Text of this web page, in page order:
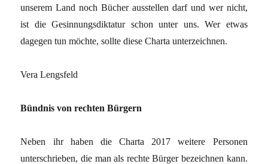
unserem Land noch Bücher ausstellen darf und wer nicht,
ist die Gesinnungsdiktatur schon unter uns. Wer etwas
dagegen tun möchte, sollte diese Charta unterzeichnen.
Vera Lengsfeld
Bündnis von rechten Bürgern
Neben ihr haben die Charta 2017 weitere Personen
unterschrieben, die man als rechte Bürger bezeichnen kann.